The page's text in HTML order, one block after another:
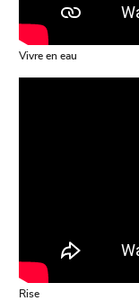
Vivre en eau
Rise